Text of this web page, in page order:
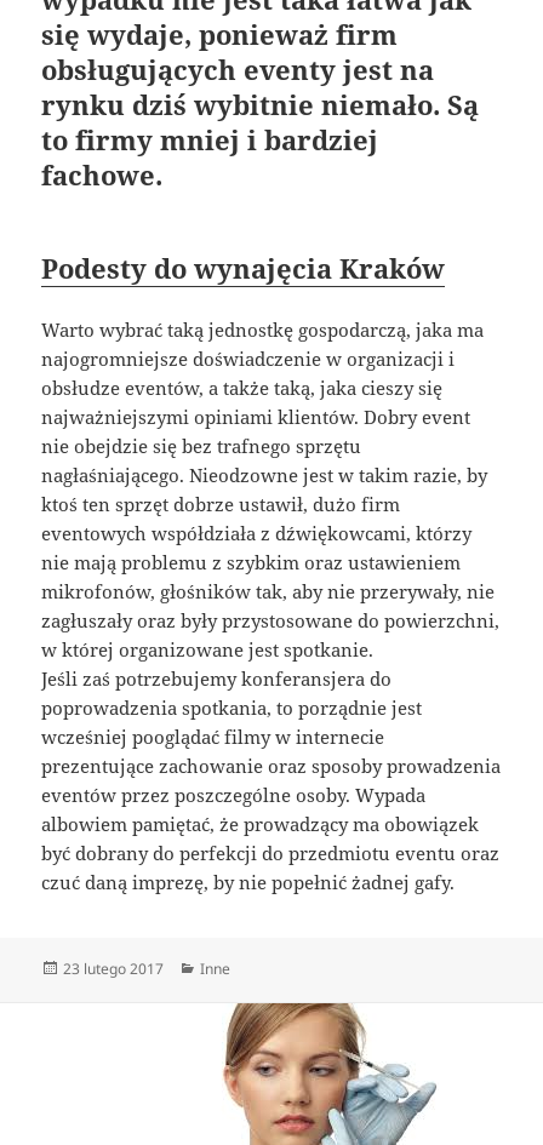
się wydaje, ponieważ firm
obsługujących eventy jest na
rynku dziś wybitnie niemało. Są
to firmy mniej i bardziej
fachowe.
Podesty do wynajęcia Kraków
Warto wybrać taką jednostkę gospodarczą, jaka ma
najogromniejsze doświadczenie w organizacji i
obsłudze eventów, a także taką, jaka cieszy się
najważniejszymi opiniami klientów. Dobry event
nie obejdzie się bez trafnego sprzętu
nagłaśniającego. Nieodzowne jest w takim razie, by
ktoś ten sprzęt dobrze ustawił, dużo firm
eventowych współdziała z dźwiękowcami, którzy
nie mają problemu z szybkim oraz ustawieniem
mikrofonów, głośników tak, aby nie przerywały, nie
zagłuszały oraz były przystosowane do powierzchni,
w której organizowane jest spotkanie.
Jeśli zaś potrzebujemy konferansjera do
poprowadzenia spotkania, to porządnie jest
wcześniej pooglądać filmy w internecie
prezentujące zachowanie oraz sposoby prowadzenia
eventów przez poszczególne osoby. Wypada
albowiem pamiętać, że prowadzący ma obowiązek
być dobrany do perfekcji do przedmiotu eventu oraz
czuć daną imprezę, by nie popełnić żadnej gafy.
Data
23 lutego 2017 Kategorie
Inne